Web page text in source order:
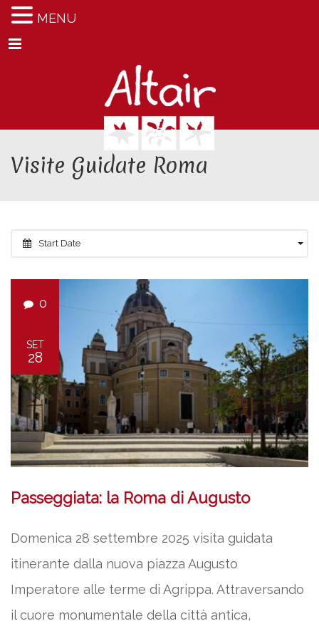
Menu
Visite Guidate Roma
Start Date
0
SET
28
Passeggiata: la Roma di Augusto
Domenica 28 settembre 2025 visita guidata
itinerante dalla nuova piazza Augusto
Imperatore alle terme di Agrippa. Attraversando
il cuore monumentale della città antica,
MENU